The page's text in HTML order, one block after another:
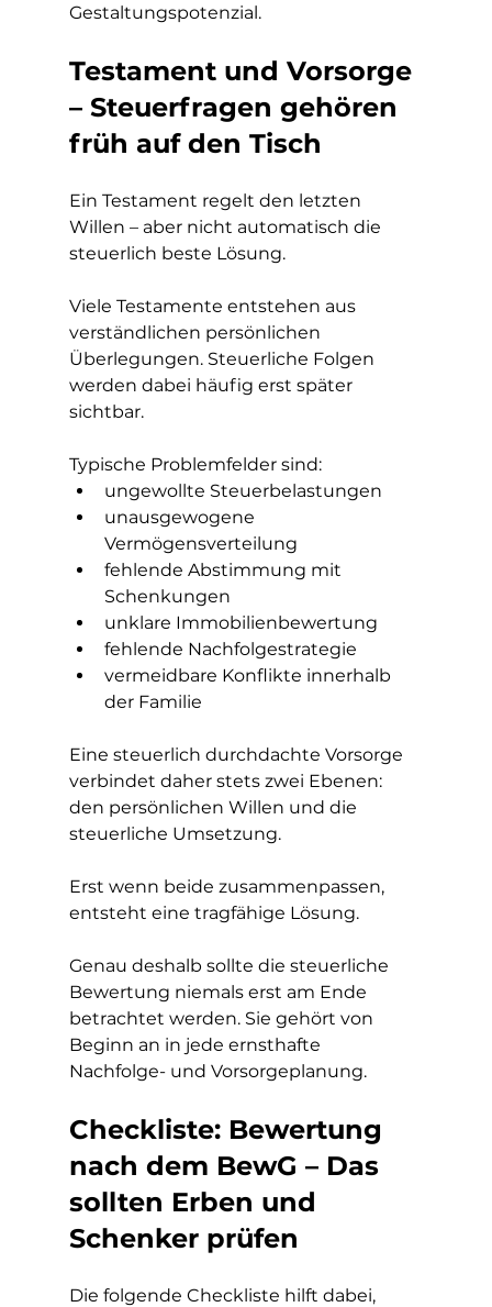
Gestaltungspotenzial.
Testament und Vorsorge
– Steuerfragen gehören
früh auf den Tisch
Ein Testament regelt den letzten
Willen – aber nicht automatisch die
steuerlich beste Lösung.
Viele Testamente entstehen aus
verständlichen persönlichen
Überlegungen. Steuerliche Folgen
werden dabei häufig erst später
sichtbar.
Typische Problemfelder sind:
ungewollte Steuerbelastungen
unausgewogene
Vermögensverteilung
fehlende Abstimmung mit
Schenkungen
unklare Immobilienbewertung
fehlende Nachfolgestrategie
vermeidbare Konflikte innerhalb
der Familie
Eine steuerlich durchdachte Vorsorge
verbindet daher stets zwei Ebenen:
den persönlichen Willen und die
steuerliche Umsetzung.
Erst wenn beide zusammenpassen,
entsteht eine tragfähige Lösung.
Genau deshalb sollte die steuerliche
Bewertung niemals erst am Ende
betrachtet werden. Sie gehört von
Beginn an in jede ernsthafte
Nachfolge- und Vorsorgeplanung.
Checkliste: Bewertung
nach dem BewG – Das
sollten Erben und
Schenker prüfen
Die folgende Checkliste hilft dabei,